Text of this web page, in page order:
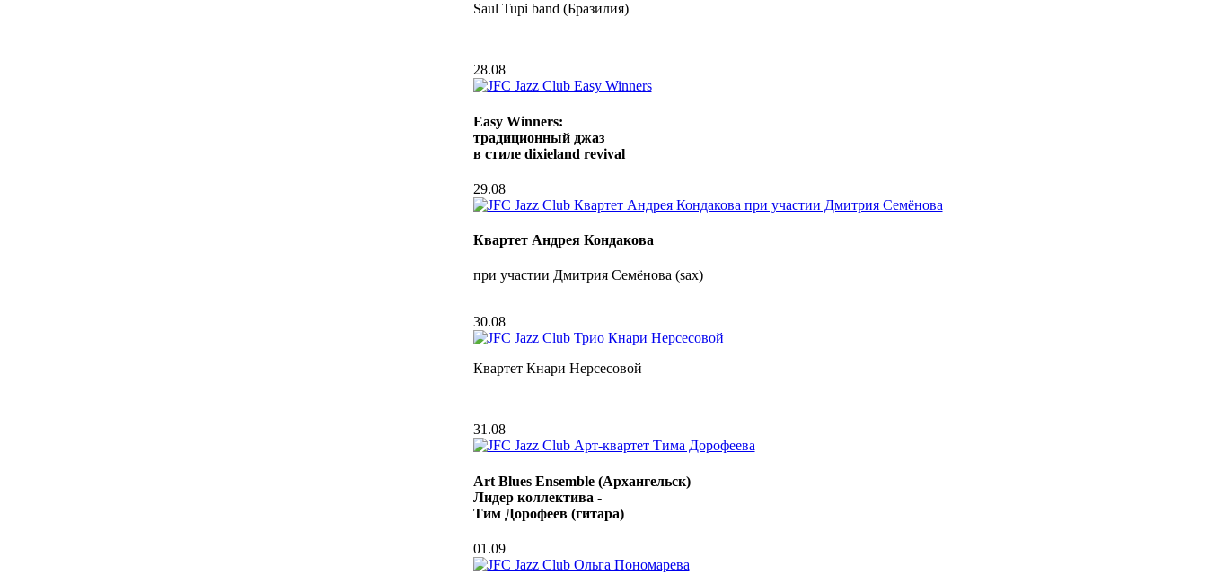
Saul Tupi band (Бразилия)
28.08
Easy Winners:
традиционный джаз
в стиле dixieland revival
29.08
Квартет Андрея Кондакова
при участии Дмитрия Семёнова (sax)
30.08
Квартет Кнари Нерсесовой
31.08
Art Blues Ensemble (Архангельск)
Лидер коллектива -
Тим Дорофеев (гитара)
01.09